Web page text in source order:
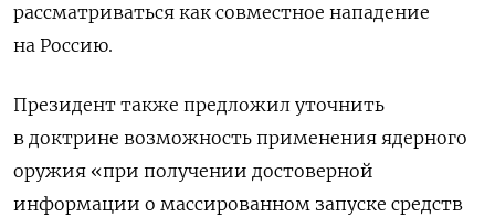
рассматриваться как совместное нападение
на Россию.
Президент также предложил уточнить
в доктрине возможность применения ядерного
оружия «при получении достоверной
информации о массированном запуске средств